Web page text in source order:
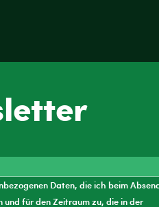
Daten, die ich beim
für den Zeitraum zu, die in der